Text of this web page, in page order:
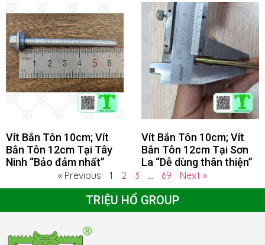
Vít Bắn Tôn 10cm; Vít
Bắn Tôn 12cm Tại Tây
Ninh “Bảo đảm nhất”
Vít Bắn Tôn 10cm; Vít
Bắn Tôn 12cm Tại Sơn
La “Dễ dùng thân thiện”
« Previous 1 2 3 … 69 Next »
TRIỆU HỔ GROUP